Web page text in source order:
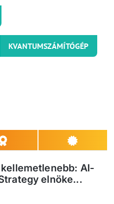
KVANTUMSZÁMÍTÓGÉP
AI-
elnöke...